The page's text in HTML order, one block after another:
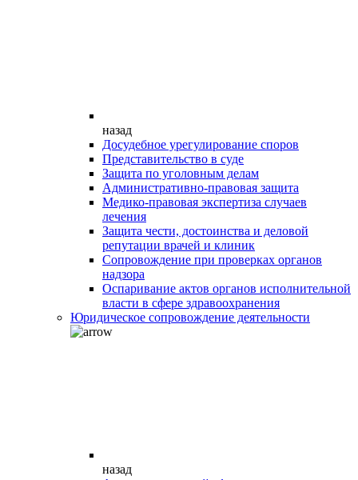
назад
Досудебное урегулирование споров
Представительство в суде
Защита по уголовным делам
Административно-правовая защита
Медико-правовая экспертиза случаев
лечения
Защита чести, достоинства и деловой
репутации врачей и клиник
Сопровождение при проверках органов
надзора
Оспаривание актов органов исполнительной
власти в сфере здравоохранения
Юридическое сопровождение деятельности
назад